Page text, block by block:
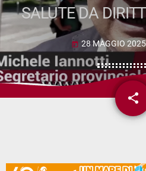
SALUTE DA
today 28 MAGGIO
share
email